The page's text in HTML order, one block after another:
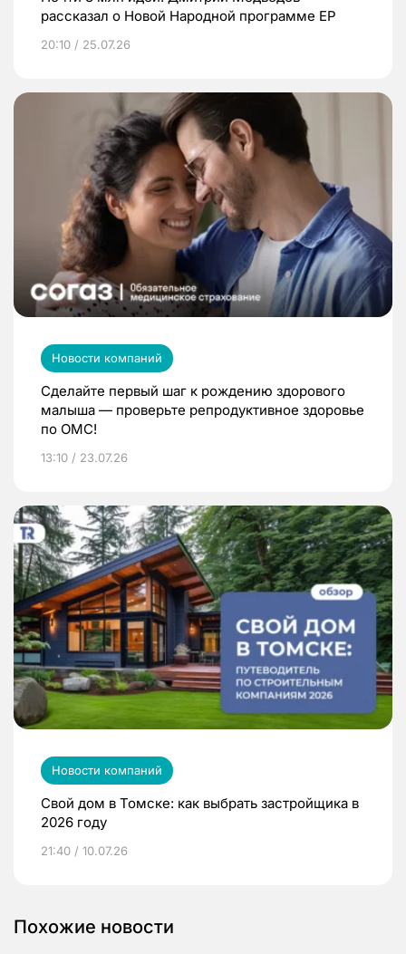
рассказал о Новой Народной программе ЕР
20:10 / 25.07.26
Новости компаний
Сделайте первый шаг к рождению здорового
малыша — проверьте репродуктивное здоровье
по ОМС!
13:10 / 23.07.26
Новости компаний
Свой дом в Томске: как выбрать застройщика в
2026 году
21:40 / 10.07.26
Похожие новости